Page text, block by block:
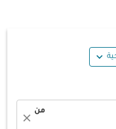
expand_more
من
close